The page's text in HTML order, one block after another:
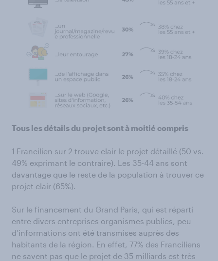
Tous les détails du projet sont à moitié compris
1 Francilien sur 2 trouve clair le projet détaillé (50 vs.
49% exprimant le contraire). Les 35-44 ans sont
davantage que le reste de la population à trouver ce
projet clair (65%).
Sur le financement du Grand Paris, qui est réparti
entre divers entreprises organismes publics, peu
d’informations ont été transmises auprès des
habitants de la région. En effet, 77% des Franciliens
ne savent pas que le projet de 35 milliards est très